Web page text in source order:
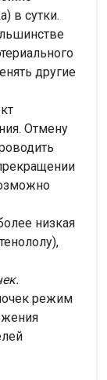
в сутки.
другие
Отмену
низкая
режим